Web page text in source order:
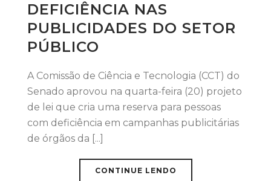
DEFICIÊNCIA NAS
PUBLICIDADES DO SETOR
PÚBLICO
A Comissão de Ciência e Tecnologia (CCT) do
Senado aprovou na quarta-feira (20) projeto
de lei que cria uma reserva para pessoas
com deficiência em campanhas publicitárias
de órgãos da [...]
CONTINUE LENDO